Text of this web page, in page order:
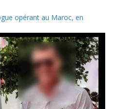
opérant au Maroc, en